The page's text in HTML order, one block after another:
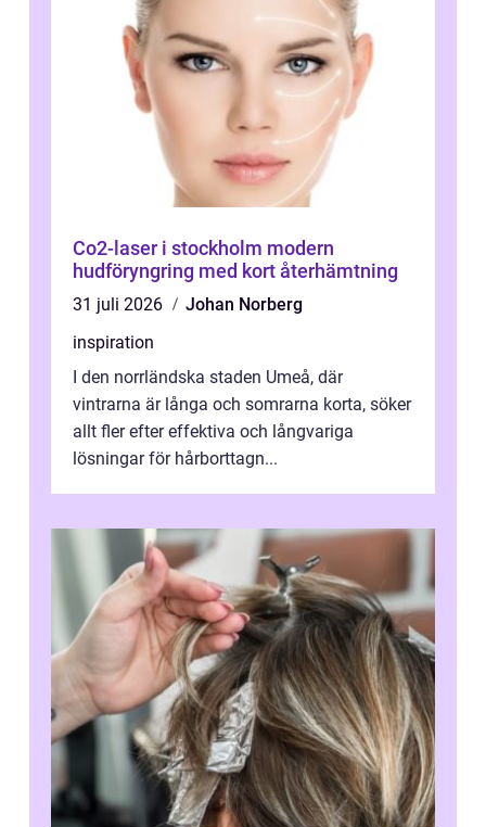
Co2-laser i stockholm modern
hudföryngring med kort återhämtning
31 juli 2026
Johan Norberg
inspiration
I den norrländska staden Umeå, där
vintrarna är långa och somrarna korta, söker
allt fler efter effektiva och långvariga
lösningar för hårborttagn...